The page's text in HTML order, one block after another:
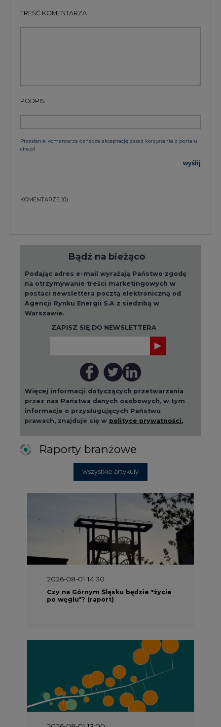
TREŚĆ KOMENTARZA
PODPIS
Przesłanie komentarza oznacza akceptację zasad korzystania z portalu
cire.pl
wyślij
KOMENTARZE (0)
Bądź na bieżąco
Podając adres e-mail wyrażają Państwo zgodę
na otrzymywanie treści marketingowych w
postaci newslettera pocztą elektroniczną od
Agencji Rynku Energii S.A z siedzibą w
Warszawie.
ZAPISZ SIĘ DO NEWSLETTERA
Więcej informacji dotyczących przetwarzania
przez nas Państwa danych osobowych, w tym
informacje o przysługujących Państwu
prawach, znajduje się w polityce prywatności.
Raporty branżowe
wszystkie artykuły
2026-08-01 14:30
Czy na Górnym Śląsku będzie "życie
po węglu"? (raport)